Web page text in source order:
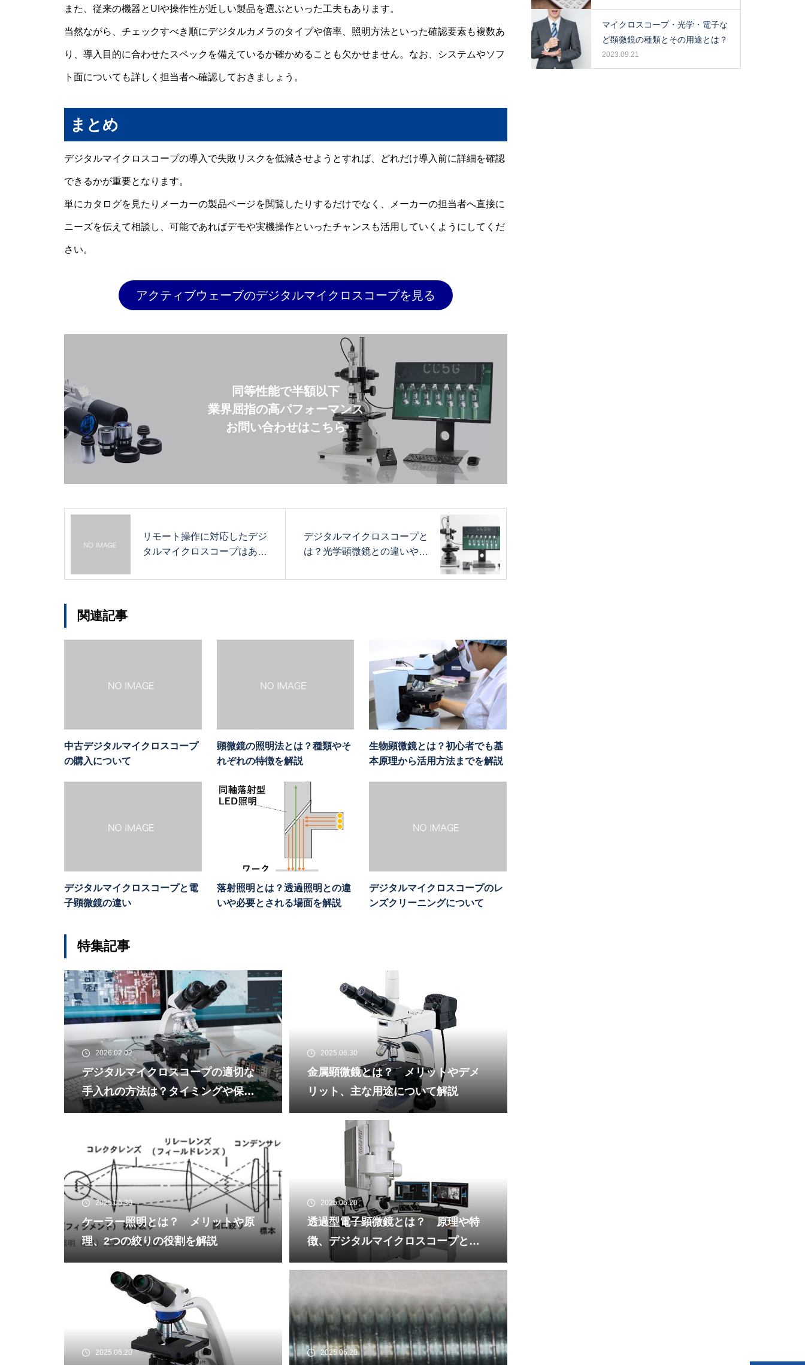
また、従来の機器とUIや操作性が近しい製品を選ぶといった工夫もあります。
当然ながら、チェックすべき順にデジタルカメラのタイプや倍率、照明方法といった確認要素も複数あ
り、導入目的に合わせたスペックを備えているか確かめることも欠かせません。なお、システムやソフ
ト面についても詳しく担当者へ確認しておきましょう。
まとめ
デジタルマイクロスコープの導入で失敗リスクを低減させようとすれば、どれだけ導入前に詳細を確認
できるかが重要となります。
単にカタログを見たりメーカーの製品ページを閲覧したりするだけでなく、メーカーの担当者へ直接に
ニーズを伝えて相談し、可能であればデモや実機操作といったチャンスも活用していくようにしてくだ
さい。
アクティブウェーブのデジタルマイクロスコープを見る
同等性能で半額以下
業界屈指の高パフォーマンス
お問い合わせはこちら
リモート操作に対応したデジ
タルマイクロスコープはあ
デジタルマイクロスコープと
は？光学顕微鏡との違いや照
関連記事
中古デジタルマイクロスコープ
の購入について
顕微鏡の照明法とは？種類やそ
れぞれの特徴を解説
生物顕微鏡とは？初心者でも基
本原理から活用方法までを解説
デジタルマイクロスコープと電
子顕微鏡の違い
落射照明とは？透過照明との違
いや必要とされる場面を解説
デジタルマイクロスコープのレ
ンズクリーニングについて
特集記事
2026.02.02
デジタルマイクロスコープの適切な
手入れの方法は？タイミングや保管
場所も解説！
2025.06.30
金属顕微鏡とは？ メリットやデメ
リット、主な用途について解説
2025.06.30
ケーラー照明とは？ メリットや原
理、2つの絞りの役割を解説
2025.06.20
透過型電子顕微鏡とは？ 原理や特
徴、デジタルマイクロスコープとの
違いを解説
2025.06.20 2025.06.20
マイクロスコープ・光学・電子な
ど顕微鏡の種類とその用途とは？
2023.09.21